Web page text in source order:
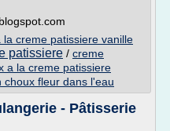
la creme patissiere vanille
patissiere / creme
a la creme patissiere
fleur dans l'eau
- Pâtisserie